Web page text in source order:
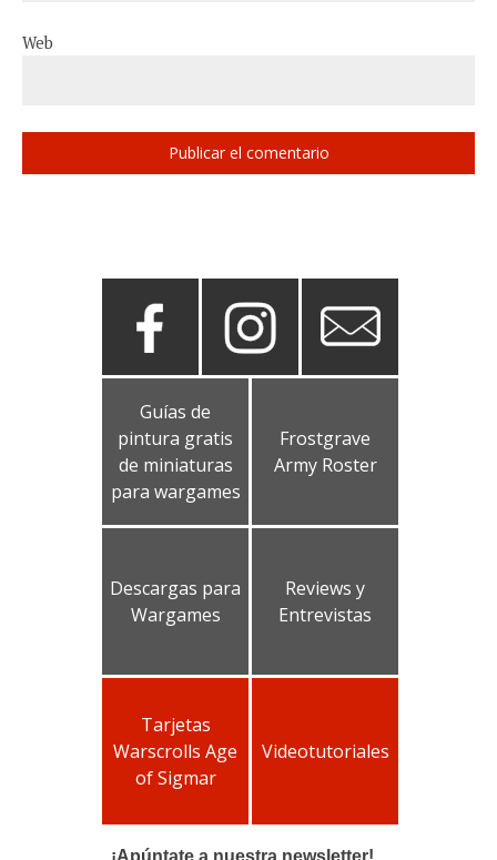
Web
Guías de
pintura gratis
de miniaturas
para wargames
Frostgrave
Army Roster
Descargas para
Wargames
Reviews y
Entrevistas
Tarjetas
Warscrolls Age
of Sigmar
Videotutoriales